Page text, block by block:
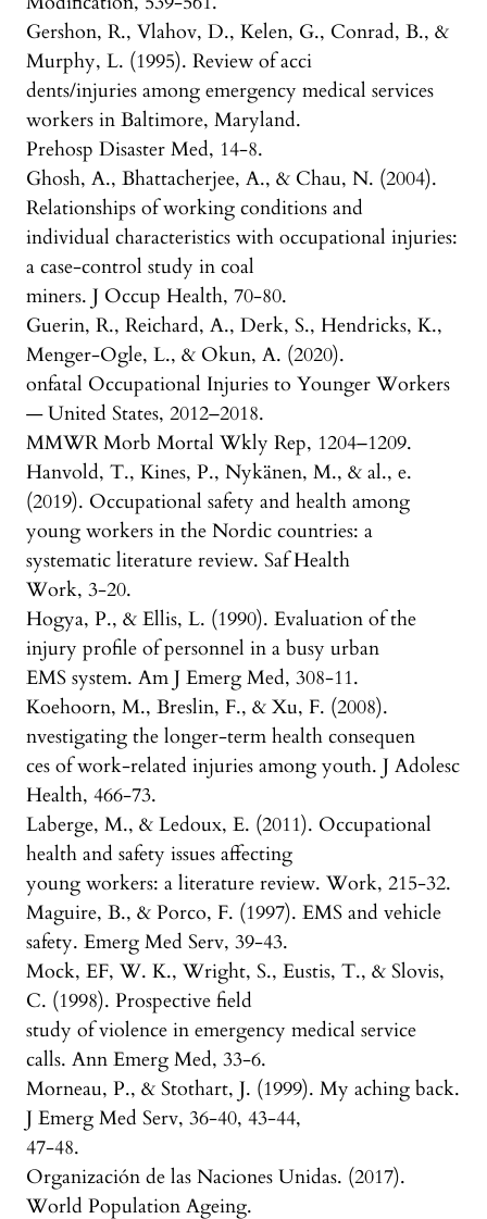
Gershon, R., Vlahov, D., Kelen, G., Conrad, B., &
Murphy, L. (1995). Review of acci
dents/injuries among emergency medical services
workers in Baltimore, Maryland.
Prehosp Disaster Med, 14-8.
Ghosh, A., Bhattacherjee, A., & Chau, N. (2004).
Relationships of working conditions and
individual characteristics with occupational injuries:
a case-control study in coal
miners. J Occup Health, 70-80.
Guerin, R., Reichard, A., Derk, S., Hendricks, K.,
Menger-Ogle, L., & Okun, A. (2020).
onfatal Occupational Injuries to Younger Workers
— United States, 2012–2018.
MMWR Morb Mortal Wkly Rep, 1204–1209.
Hanvold, T., Kines, P., Nykänen, M., & al., e.
(2019). Occupational safety and health among
young workers in the Nordic countries: a
systematic literature review. Saf Health
Work, 3-20.
Hogya, P., & Ellis, L. (1990). Evaluation of the
injury profile of personnel in a busy urban
EMS system. Am J Emerg Med, 308-11.
Koehoorn, M., Breslin, F., & Xu, F. (2008).
nvestigating the longer-term health consequen
ces of work-related injuries among youth. J Adolesc
Health, 466-73.
Laberge, M., & Ledoux, E. (2011). Occupational
health and safety issues affecting
young workers: a literature review. Work, 215-32.
Maguire, B., & Porco, F. (1997). EMS and vehicle
safety. Emerg Med Serv, 39-43.
Mock, EF, W. K., Wright, S., Eustis, T., & Slovis,
C. (1998). Prospective field
study of violence in emergency medical service
calls. Ann Emerg Med, 33-6.
Morneau, P., & Stothart, J. (1999). My aching back.
J Emerg Med Serv, 36-40, 43-44,
47-48.
Organización de las Naciones Unidas. (2017).
World Population Ageing.